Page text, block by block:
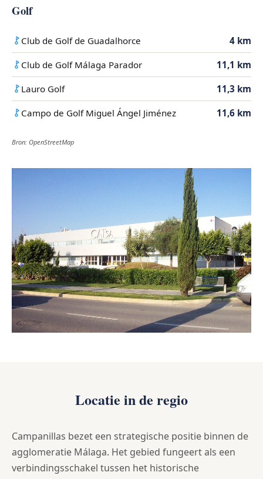
Golf
Club de Golf de Guadalhorce 4 km
Club de Golf Málaga Parador 11,1 km
Lauro Golf 11,3 km
Campo de Golf Miguel Ángel Jiménez 11,6 km
Bron: OpenStreetMap
Locatie in de regio
Campanillas bezet een strategische positie binnen de
agglomeratie Málaga. Het gebied fungeert als een
verbindingsschakel tussen het historische